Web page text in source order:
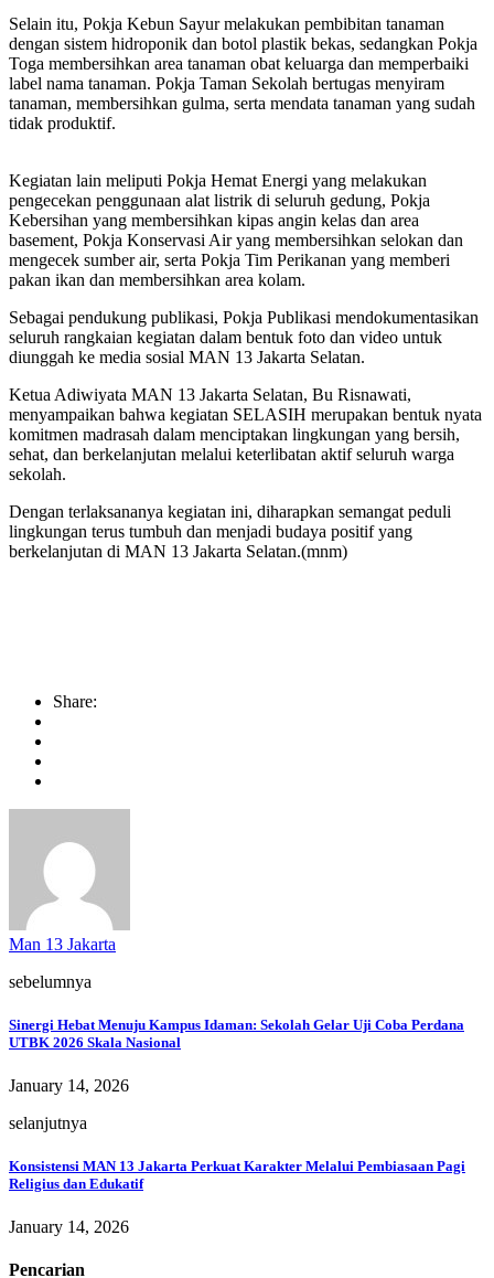
Selain itu, Pokja Kebun Sayur melakukan pembibitan tanaman
dengan sistem hidroponik dan botol plastik bekas, sedangkan Pokja
Toga membersihkan area tanaman obat keluarga dan memperbaiki
label nama tanaman. Pokja Taman Sekolah bertugas menyiram
tanaman, membersihkan gulma, serta mendata tanaman yang sudah
tidak produktif.
Kegiatan lain meliputi Pokja Hemat Energi yang melakukan
pengecekan penggunaan alat listrik di seluruh gedung, Pokja
Kebersihan yang membersihkan kipas angin kelas dan area
basement, Pokja Konservasi Air yang membersihkan selokan dan
mengecek sumber air, serta Pokja Tim Perikanan yang memberi
pakan ikan dan membersihkan area kolam.
Sebagai pendukung publikasi, Pokja Publikasi mendokumentasikan
seluruh rangkaian kegiatan dalam bentuk foto dan video untuk
diunggah ke media sosial MAN 13 Jakarta Selatan.
Ketua Adiwiyata MAN 13 Jakarta Selatan, Bu Risnawati,
menyampaikan bahwa kegiatan SELASIH merupakan bentuk nyata
komitmen madrasah dalam menciptakan lingkungan yang bersih,
sehat, dan berkelanjutan melalui keterlibatan aktif seluruh warga
sekolah.
Dengan terlaksananya kegiatan ini, diharapkan semangat peduli
lingkungan terus tumbuh dan menjadi budaya positif yang
berkelanjutan di MAN 13 Jakarta Selatan.(mnm)
Share:
Man 13 Jakarta
sebelumnya
Sinergi Hebat Menuju Kampus Idaman: Sekolah Gelar Uji Coba Perdana
UTBK 2026 Skala Nasional
January 14, 2026
selanjutnya
Konsistensi MAN 13 Jakarta Perkuat Karakter Melalui Pembiasaan Pagi
Religius dan Edukatif
January 14, 2026
Pencarian